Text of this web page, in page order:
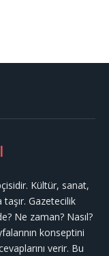
Kültür, sanat,
taşır. Gazetecilik
Ne zaman? Nasıl?
konseptini
verir. Bu